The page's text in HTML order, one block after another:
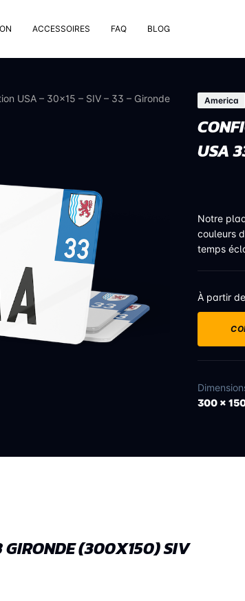
ACCESSOIRES
Rivets
Sent bons
FAQ BLOG
USA – 30×15 – SIV – 33 – Gironde America
USA
Notre
couleurs
temps
À partir de
300 x
GIRONDE (300X150) SIV